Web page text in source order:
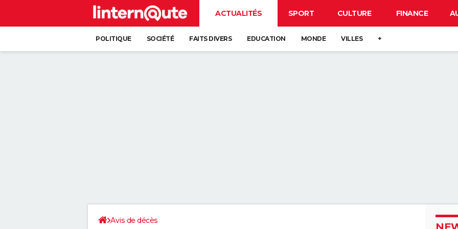
ACTUALITÉS SPORT CULTURE FINANCE
POLITIQUE SOCIÉTÉ FAITS DIVERS EDUCATION MONDE VILLES +
Avis de décès